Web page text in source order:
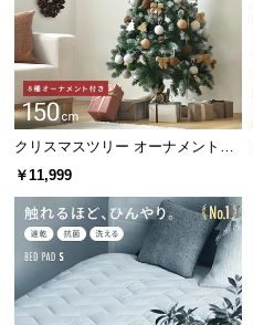
品
の
配
送
に
て
開
梱
設
置
クリスマスツリー オーナメント付
150cm
￥11,999